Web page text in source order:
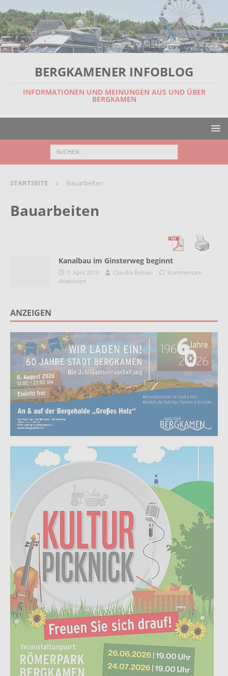
BERGKAMENER INFOBLOG
INFORMATIONEN UND MEINUNGEN AUS UND ÜBER
BERGKAMEN
STARTSEITE Bauarbeiten
Bauarbeiten
Kanalbau im Ginsterweg beginnt
7. April 2013 Claudia Behlau
Kommentare
deaktiviert
ANZEIGEN